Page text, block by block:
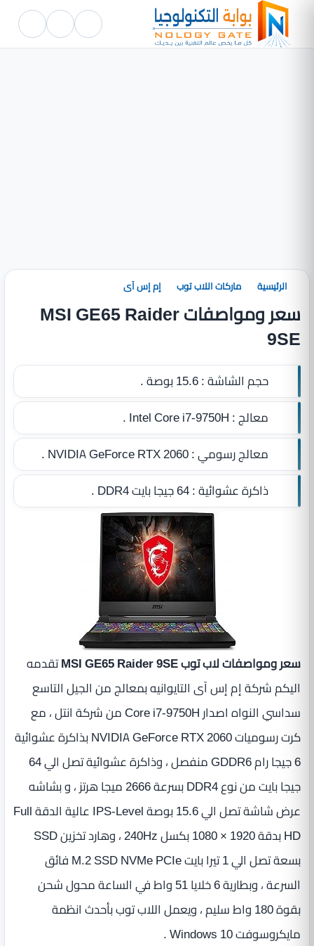
الرئيسية ماركات اللاب توب إم إس آى
سعر ومواصفات MSI GE65 Raider
9SE
حجم الشاشة :15.6 بوصة .
معالج :Intel Core i7-9750H .
معالج رسومي :NVIDIA GeForce RTX 2060 .
ذاكرة عشوائية :64 جيجا بايت DDR4 .
سعر ومواصفات لاب توب MSI GE65 Raider 9SE
تقدمه
اليكم شركة إم إس آى التايوانيه بمعالج من الجيل التاسع
سداسي النواه اصدار Core i7-9750H من شركة انتل ، مع
كرت رسوميات NVIDIA GeForce RTX 2060 بذاكرة عشوائية
6 جيجا رام GDDR6 منفصل ، وذاكرة عشوائية تصل الي 64
جيجا بايت من نوع DDR4 بسرعة 2666 ميجا هرتز ، و بشاشه
عرض شاشة تصل الي ‏15.6 بوصة IPS-Level عالية الدقة Full
HD بدقة ‏1920 × 1080 بكسل 240Hz ، وهارد تخزين SSD
بسعة تصل الي 1 تيرا بايت M.2 SSD NVMe PCIe فائق
السرعة ، وبطارية 6 خلايا 51 واط في الساعة محول شحن
بقوة 180 واط سليم ، ويعمل اللاب توب بأحدث انظمة
مايكروسوفت Windows 10 .